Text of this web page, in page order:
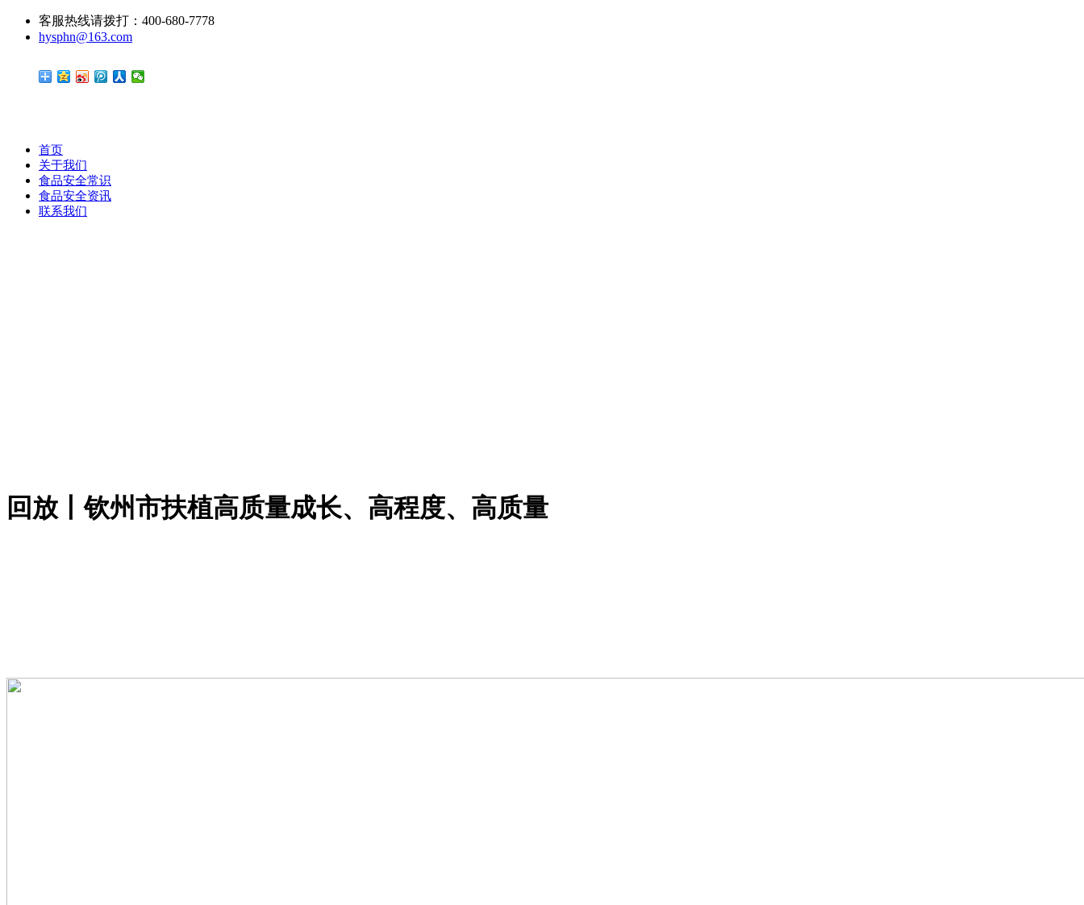
客服热线请拨打：400-680-7778
hysphn@163.com
首页
关于我们
食品安全常识
食品安全资讯
联系我们
回放丨钦州市扶植高质量成长、高程度、高质量